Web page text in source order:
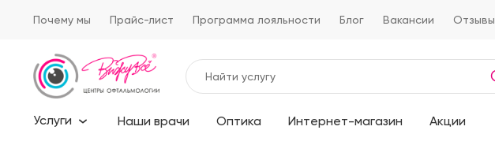
Почему мы Прайс-лист Программа лояльности Блог Вакансии Отзывы
Услуги Наши врачи Оптика Интернет-магазин Акции